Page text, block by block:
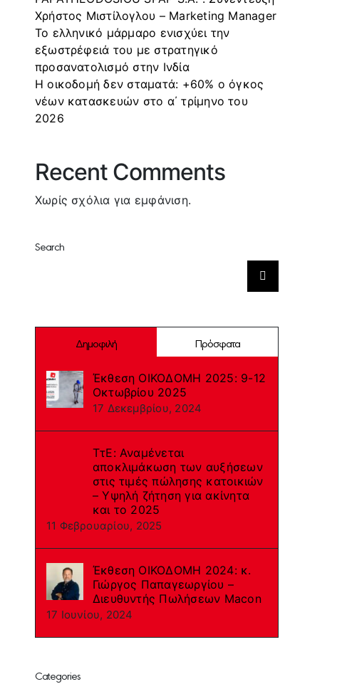
Χρήστος Μιστίλογλου – Marketing Manager
Το ελληνικό μάρμαρο ενισχύει την
εξωστρέφειά του με στρατηγικό
προσανατολισμό στην Ινδία
Η οικοδομή δεν σταματά: +60% ο όγκος
νέων κατασκευών στο α΄ τρίμηνο του
2026
Recent Comments
Χωρίς σχόλια για εμφάνιση.
Search
Δημοφιλή Πρόσφατα
Έκθεση ΟΙΚΟΔΟΜΗ 2025: 9-12
Οκτωβρίου 2025
17 Δεκεμβρίου, 2024
ΤτΕ: Αναμένεται
αποκλιμάκωση των αυξήσεων
στις τιμές πώλησης κατοικιών
– Υψηλή ζήτηση για ακίνητα
και το 2025
11 Φεβρουαρίου, 2025
Έκθεση ΟΙΚΟΔΟΜΗ 2024: κ.
Γιώργος Παπαγεωργίου –
Διευθυντής Πωλήσεων Macon
17 Ιουνίου, 2024
Categories